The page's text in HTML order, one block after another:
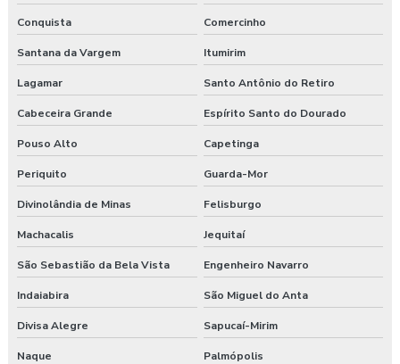
Conquista Comercinho
Santana da Vargem Itumirim
Lagamar Santo Antônio do Retiro
Cabeceira Grande Espírito Santo do Dourado
Pouso Alto Capetinga
Periquito Guarda-Mor
Divinolândia de Minas Felisburgo
Machacalis Jequitaí
São Sebastião da Bela Vista Engenheiro Navarro
Indaiabira São Miguel do Anta
Divisa Alegre Sapucaí-Mirim
Naque Palmópolis